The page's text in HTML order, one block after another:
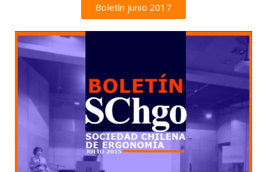
Boletín junio 2017